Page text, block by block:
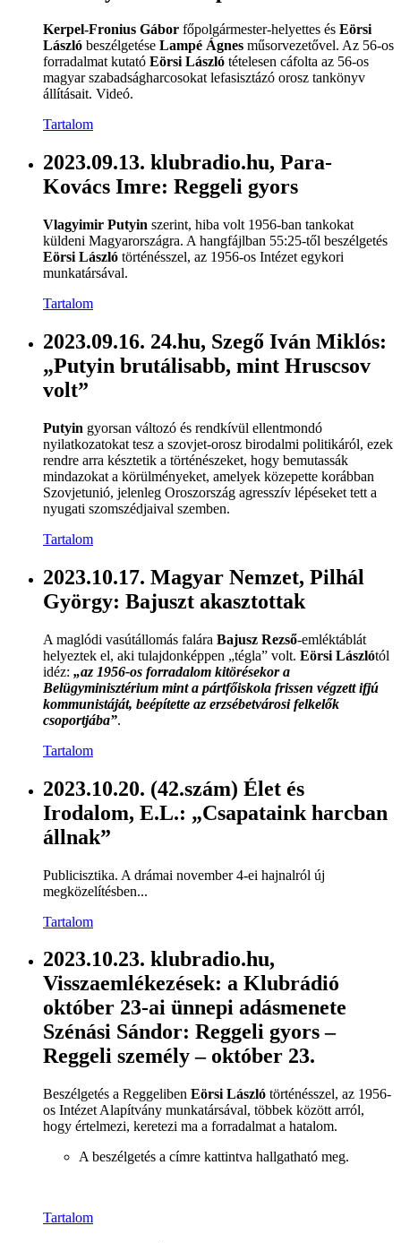
Kerpel-Fronius Gábor főpolgármester-helyettes és Eörsi
László beszélgetése Lampé Ágnes műsorvezetővel. Az 56-os
forradalmat kutató Eörsi László tételesen cáfolta az 56-os
magyar szabadságharcosokat lefasisztázó orosz tankönyv
állításait. Videó.
Tartalom
2023.09.13. klubradio.hu, Para-
Kovács Imre: Reggeli gyors
Vlagyimir Putyin szerint, hiba volt 1956-ban tankokat
küldeni Magyarországra. A hangfájlban 55:25-től beszélgetés
Eörsi László történésszel, az 1956-os Intézet egykori
munkatársával.
Tartalom
2023.09.16. 24.hu, Szegő Iván Miklós:
„Putyin brutálisabb, mint Hruscsov
volt”
Putyin gyorsan változó és rendkívül ellentmondó
nyilatkozatokat tesz a szovjet-orosz birodalmi politikáról, ezek
rendre arra késztetik a történészeket, hogy bemutassák
mindazokat a körülményeket, amelyek közepette korábban
Szovjetunió, jelenleg Oroszország agresszív lépéseket tett a
nyugati szomszédjaival szemben.
Tartalom
2023.10.17. Magyar Nemzet, Pilhál
György: Bajuszt akasztottak
A maglódi vasútállomás falára Bajusz Rezső-emléktáblát
helyeztek el, aki tulajdonképpen „tégla” volt. Eörsi Lászlótól
idéz: „az 1956-os forradalom kitörésekor a
Belügyminisztérium mint a pártfőiskola frissen végzett ifjú
kommunistáját, beépítette az erzsébetvárosi felkelők
csoportjába”.
Tartalom
2023.10.20. (42.szám) Élet és
Irodalom, E.L.: „Csapataink harcban
állnak”
Publicisztika. A drámai november 4-ei hajnalról új
megközelítésben...
Tartalom
2023.10.23. klubradio.hu,
Visszaemlékezések: a Klubrádió
október 23-ai ünnepi adásmenete
Szénási Sándor: Reggeli gyors –
Reggeli személy – október 23.
Beszélgetés a Reggeliben Eörsi László történésszel, az 1956-
os Intézet Alapítvány munkatársával, többek között arról,
hogy értelmezi, keretezi ma a forradalmat a hatalom.
A beszélgetés a címre kattintva hallgatható meg.
Tartalom